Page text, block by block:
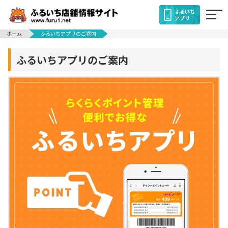
ふるいち
アプリ
ホーム
ふるいちアプリのご案内
ふるいちアプリのご案内